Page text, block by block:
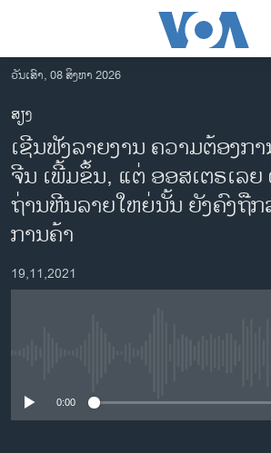
ເຂົ້າ
ຫາ
ຂ້າມ
ຂ້າມ
ຂ້າມ
ຫາ
ຊອກ
ລາວ
ອາເມຣິກາ
ການເລືອກຕັ້ງ ປະທານາທີບໍດີ ສະຫະລັດ 2024
ຂ່າວ​ຈີນ
ເອເຊຍ
ວິທະຍາສາດ-ເທັກໂນໂລຈີ
ວັນເສົາ, 08 ສິງຫາ 2026
ສຽງ
ເຊີນຟັງລາຍງານ ຄວາມຕ້ອງກ
ຈີນ ເພີ້ມຂຶ້ນ, ແຕ່ ອອສເຕຣເລ
ຖ່ານຫີນລາຍໃຫຍ່ນັ້ນ ຍັງຄົງຖືກ
ການຄ້າ
19,11,2021
0:00